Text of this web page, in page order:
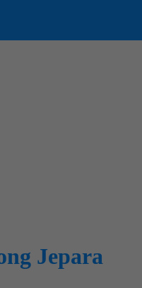
Jepara